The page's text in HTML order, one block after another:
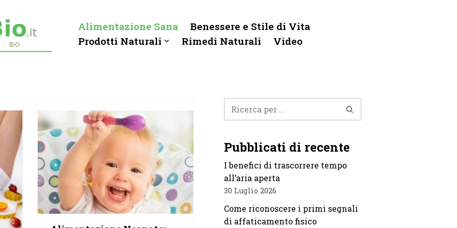
Alimentazione Sana
Benessere e Stile di Vita
Prodotti Naturali
Rimedi Naturali Video
Pubblicati di recente
I benefici di trascorrere tempo
all’aria aperta
30 Luglio 2026
Come riconoscere i primi segnali
di affaticamento fisico